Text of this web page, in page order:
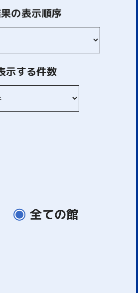
の表示順序
示する件数
全ての館